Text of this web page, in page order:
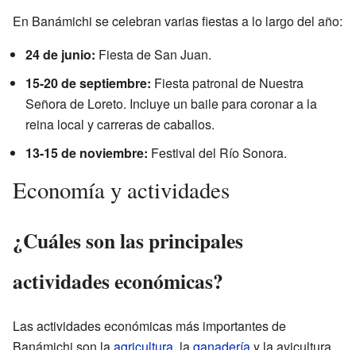
En Banámichi se celebran varias fiestas a lo largo del año:
24 de junio: Fiesta de San Juan.
15-20 de septiembre: Fiesta patronal de Nuestra
Señora de Loreto. Incluye un baile para coronar a la
reina local y carreras de caballos.
13-15 de noviembre: Festival del Río Sonora.
Economía y actividades
¿Cuáles son las principales
actividades económicas?
Las actividades económicas más importantes de